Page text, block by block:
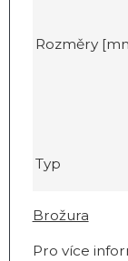
Rozměry
Typ
Brožura
Pro více